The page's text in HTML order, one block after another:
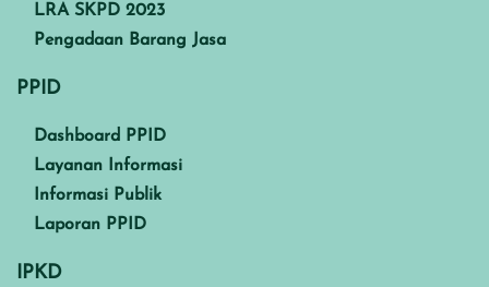
LRA SKPD 2023
Pengadaan Barang Jasa
PPID
Dashboard PPID
Layanan Informasi
Informasi Publik
Laporan PPID
IPKD